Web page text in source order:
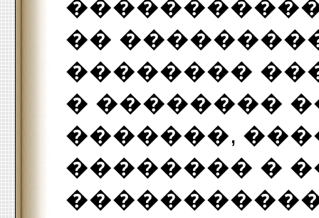
��
��������
� ��������
�������,
�������� �